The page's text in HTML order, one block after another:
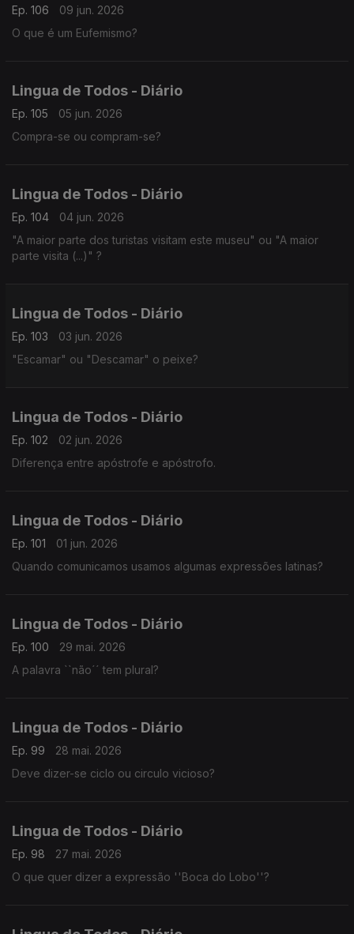
Ep. 106
09 jun. 2026
O que é um Eufemismo?
Lingua de Todos - Diário
Ep. 105
05 jun. 2026
Compra-se ou compram-se?
Lingua de Todos - Diário
Ep. 104
04 jun. 2026
"A maior parte dos turistas visitam este museu" ou "A maior
parte visita (...)" ?
Lingua de Todos - Diário
Ep. 103
03 jun. 2026
"Escamar" ou "Descamar" o peixe?
Lingua de Todos - Diário
Ep. 102
02 jun. 2026
Diferença entre apóstrofe e apóstrofo.
Lingua de Todos - Diário
Ep. 101
01 jun. 2026
Quando comunicamos usamos algumas expressões latinas?
Lingua de Todos - Diário
Ep. 100
29 mai. 2026
A palavra ``não´´ tem plural?
Lingua de Todos - Diário
Ep. 99
28 mai. 2026
Deve dizer-se ciclo ou circulo vicioso?
Lingua de Todos - Diário
Ep. 98
27 mai. 2026
O que quer dizer a expressão ''Boca do Lobo''?